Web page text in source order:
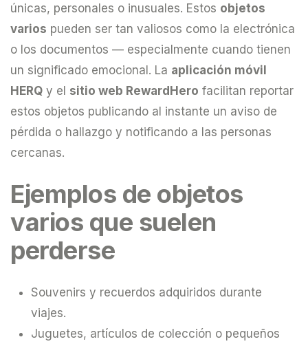
únicas, personales o inusuales. Estos objetos
varios pueden ser tan valiosos como la electrónica
o los documentos — especialmente cuando tienen
un significado emocional. La aplicación móvil
HERQ y el sitio web RewardHero facilitan reportar
estos objetos publicando al instante un aviso de
pérdida o hallazgo y notificando a las personas
cercanas.
Ejemplos de objetos
varios que suelen
perderse
Souvenirs y recuerdos adquiridos durante
viajes.
Juguetes, artículos de colección o pequeños